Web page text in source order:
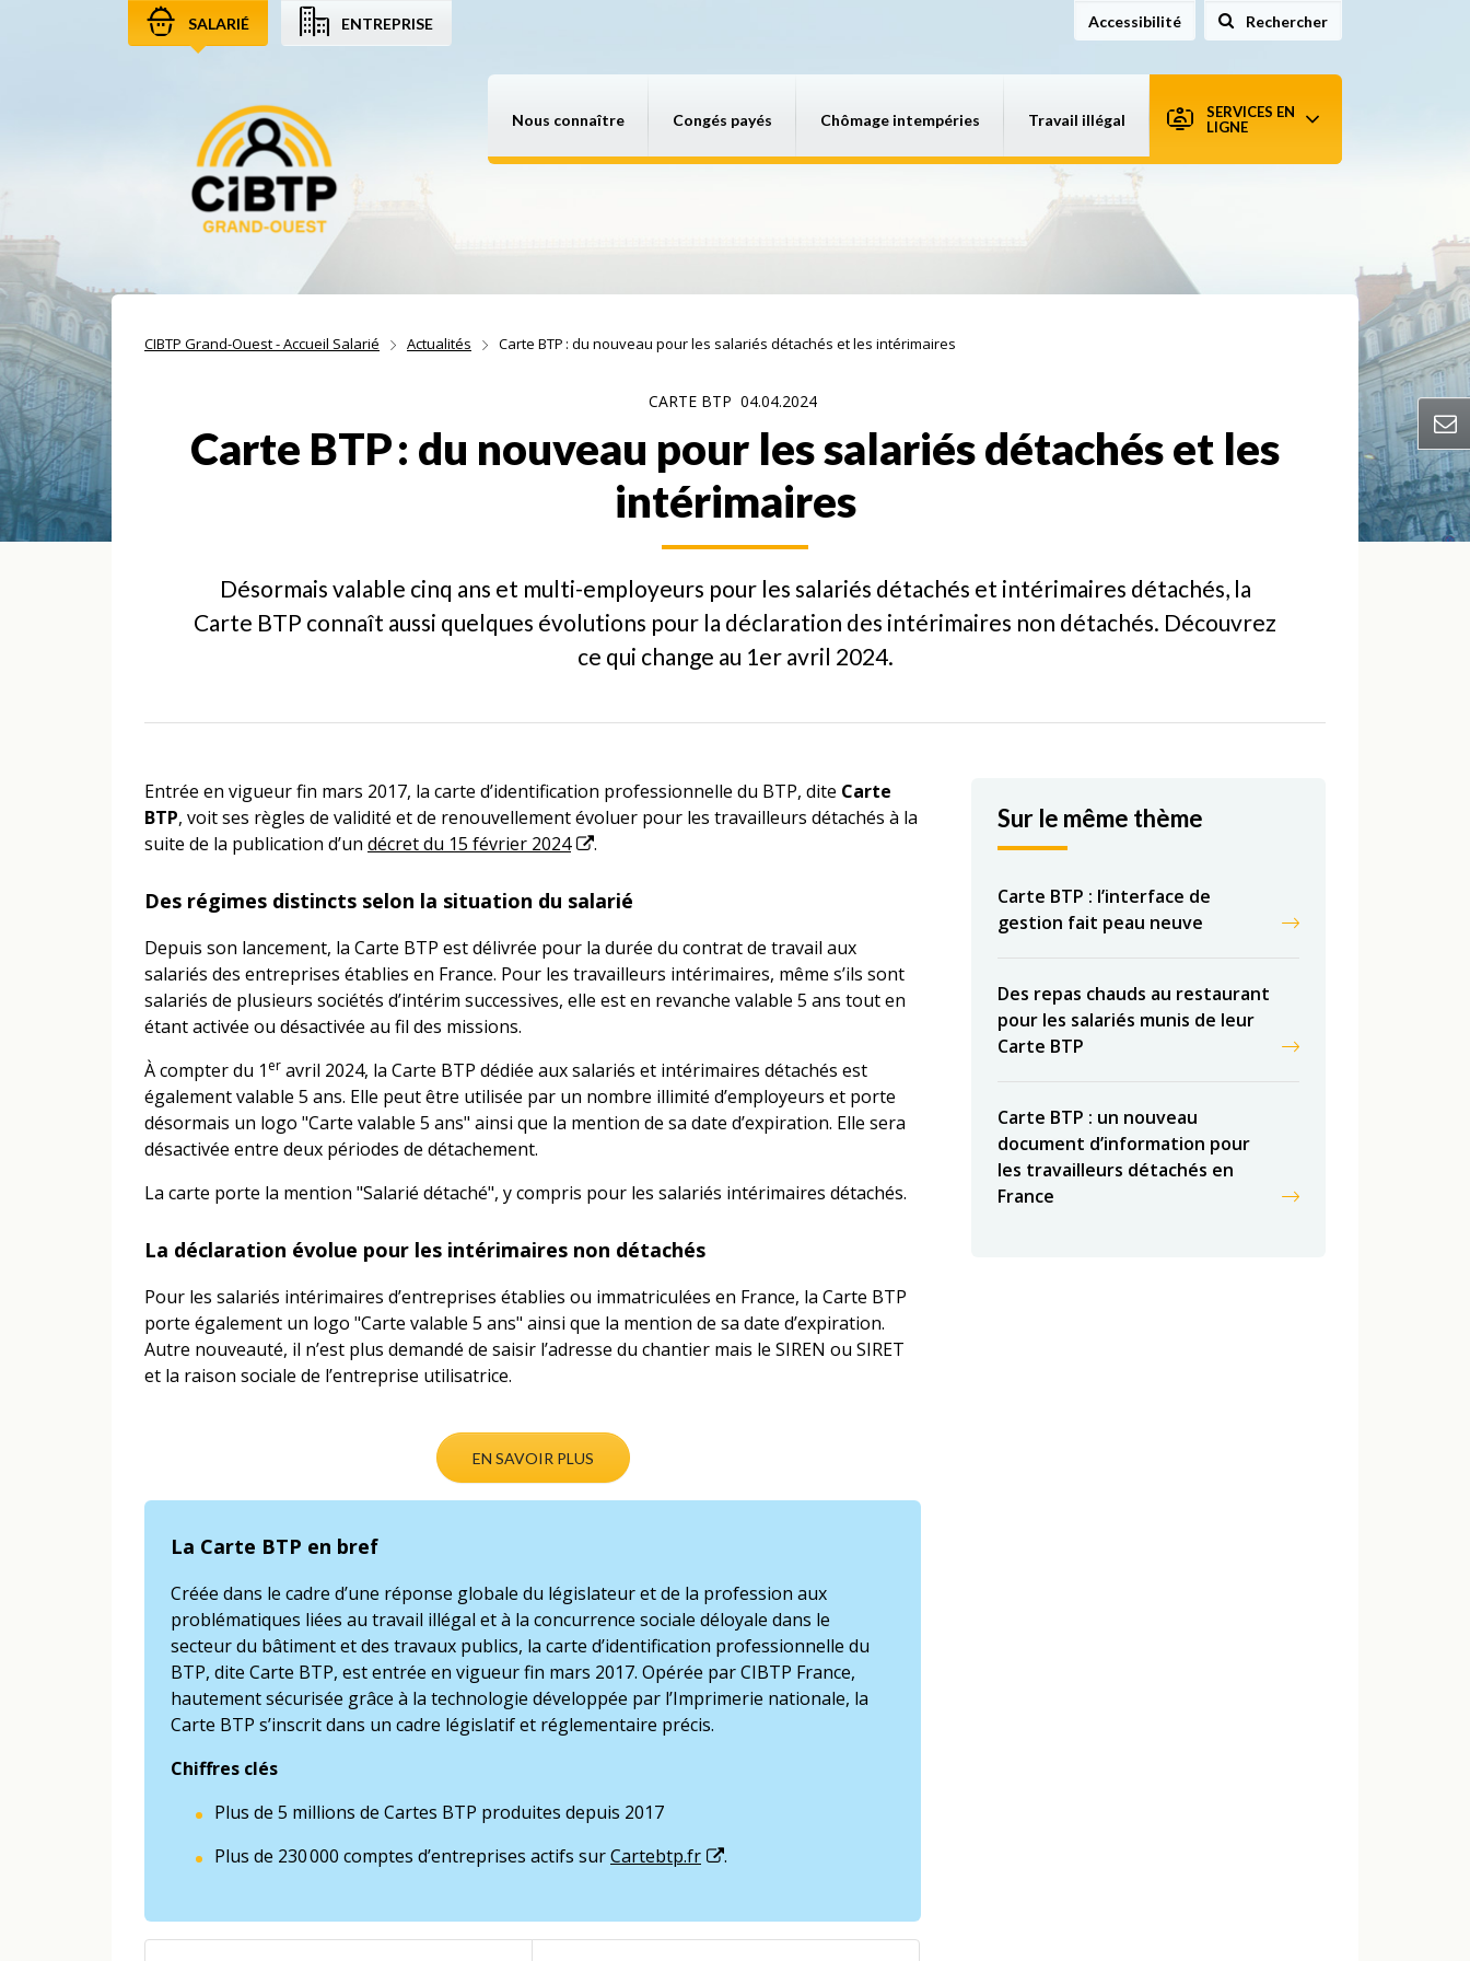
Aller au contenu
Aller à la recherche
Aller à la navigation
SALARIÉ ENTREPRISE Accessibilité Rechercher
Nous connaître Congés payés Chômage intempéries Travail illégal
SERVICES EN
LIGNE
CIBTP Grand-Ouest - Accueil Salarié Actualités Carte BTP : du nouveau pour les salariés détachés et les intérimaires
CARTE BTP 04.04.2024
Carte BTP : du nouveau pour les salariés détachés et les
intérimaires
Désormais valable cinq ans et multi-employeurs pour les salariés détachés et intérimaires détachés, la
Carte BTP connaît aussi quelques évolutions pour la déclaration des intérimaires non détachés. Découvrez
ce qui change au 1er avril 2024.
Entrée en vigueur fin mars 2017, la carte d’identification professionnelle du BTP, dite Carte
BTP, voit ses règles de validité et de renouvellement évoluer pour les travailleurs détachés à la
suite de la publication d’un décret du 15 février 2024 .
Des régimes distincts selon la situation du salarié
Depuis son lancement, la Carte BTP est délivrée pour la durée du contrat de travail aux
salariés des entreprises établies en France. Pour les travailleurs intérimaires, même s’ils sont
salariés de plusieurs sociétés d’intérim successives, elle est en revanche valable 5 ans tout en
étant activée ou désactivée au fil des missions.
À compter du 1 er avril 2024, la Carte BTP dédiée aux salariés et intérimaires détachés est
également valable 5 ans. Elle peut être utilisée par un nombre illimité d’employeurs et porte
désormais un logo "Carte valable 5 ans" ainsi que la mention de sa date d’expiration. Elle sera
désactivée entre deux périodes de détachement.
La carte porte la mention "Salarié détaché", y compris pour les salariés intérimaires détachés.
La déclaration évolue pour les intérimaires non détachés
Pour les salariés intérimaires d’entreprises établies ou immatriculées en France, la Carte BTP
porte également un logo "Carte valable 5 ans" ainsi que la mention de sa date d’expiration.
Autre nouveauté, il n’est plus demandé de saisir l’adresse du chantier mais le SIREN ou SIRET
et la raison sociale de l’entreprise utilisatrice.
EN SAVOIR PLUS
La Carte BTP en bref
Créée dans le cadre d’une réponse globale du législateur et de la profession aux
problématiques liées au travail illégal et à la concurrence sociale déloyale dans le
secteur du bâtiment et des travaux publics, la carte d’identification professionnelle du
BTP, dite Carte BTP, est entrée en vigueur fin mars 2017. Opérée par CIBTP France,
hautement sécurisée grâce à la technologie développée par l’Imprimerie nationale, la
Carte BTP s’inscrit dans un cadre législatif et réglementaire précis.
Chiffres clés
Plus de 5 millions de Cartes BTP produites depuis 2017
Plus de 230 000 comptes d’entreprises actifs surCartebtp.fr .
Sur le même thème
Carte BTP : l’interface de
gestion fait peau neuve
Des repas chauds au restaurant
pour les salariés munis de leur
Carte BTP
Carte BTP : un nouveau
document d’information pour
les travailleurs détachés en
France